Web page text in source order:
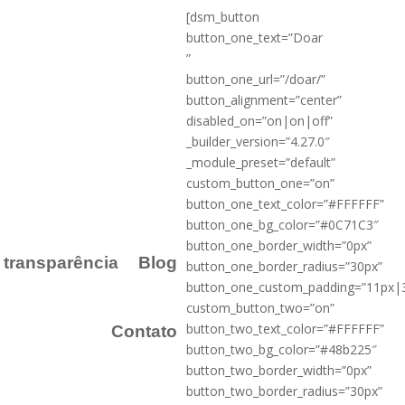
transparência Blog
Contato
[dsm_button
button_one_text=”Doar
”
button_one_url=”/doar/”
button_alignment=”center”
disabled_on=”on|on|off”
_builder_version=”4.27.0″
_module_preset=”default”
custom_button_one=”on”
button_one_text_color=”#FFFFFF”
button_one_bg_color=”#0C71C3″
button_one_border_width=”0px”
button_one_border_radius=”30px”
custom_button_two=”on”
button_two_text_color=”#FFFFFF”
button_two_bg_color=”#48b225″
button_two_border_width=”0px”
button_two_border_radius=”30px”